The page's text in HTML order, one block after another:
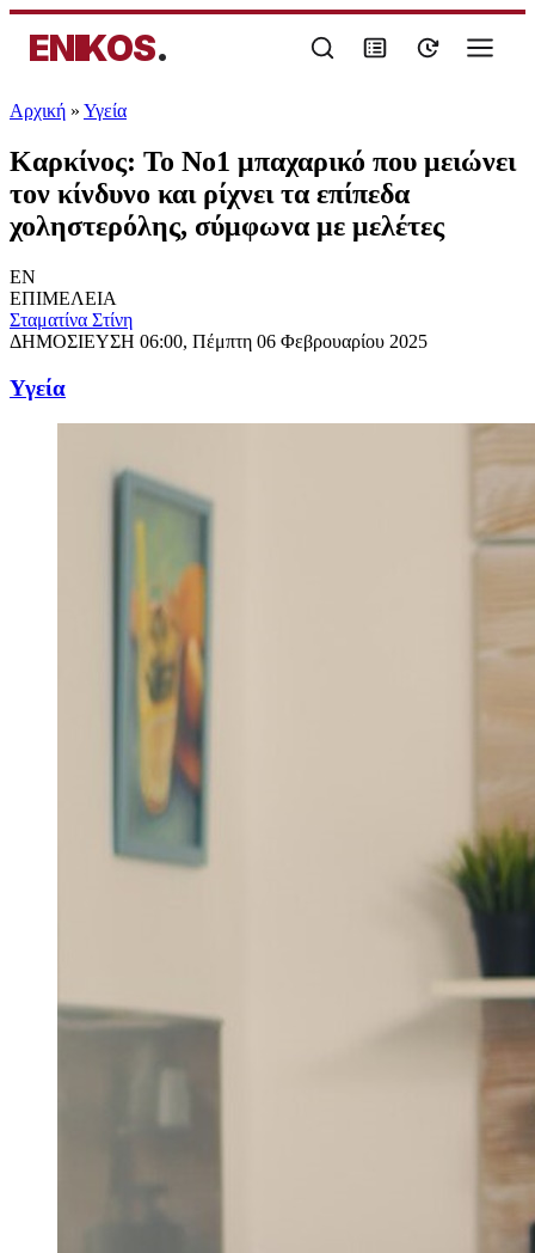
ENIKOS.
Αρχική » Υγεία
Καρκίνος: Το Νο1 μπαχαρικό που μειώνει
τον κίνδυνο και ρίχνει τα επίπεδα
χοληστερόλης, σύμφωνα με μελέτες
EN
ΕΠΙΜΕΛΕΙΑ
Σταματίνα Στίνη
ΔΗΜΟΣΙΕΥΣΗ 06:00, Πέμπτη 06 Φεβρουαρίου 2025
Υγεία